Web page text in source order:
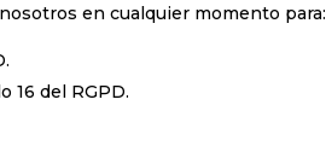
en cualquier momento para:
16 del RGPD.